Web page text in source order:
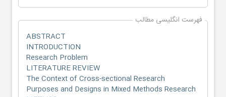
فهرست انگلیسی مطالب
ABSTRACT
INTRODUCTION
Research Problem
LITERATURE REVIEW
The Context of Cross-sectional Research
Purposes and Designs in Mixed Methods Research